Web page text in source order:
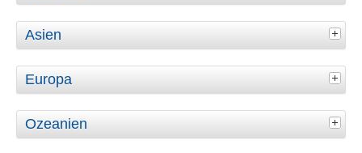
Asien
Europa
Ozeanien